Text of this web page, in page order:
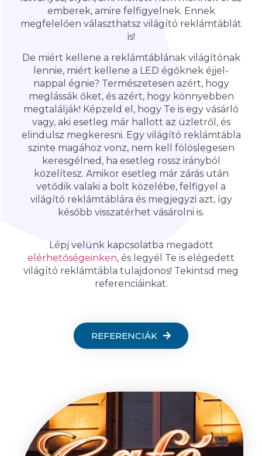
emberek, amire felfigyelnek. Ennek
megfelelően választhatsz világító reklámtáblát
is!
De miért kellene a reklámtáblának világítónak
lennie, miért kellene a LED égőknek éjjel-
nappal égnie? Természetesen azért, hogy
meglássák őket, és azért, hogy könnyebben
megtalálják! Képzeld el, hogy Te is egy vásárló
vagy, aki esetleg már hallott az üzletről, és
elindulsz megkeresni. Egy világító reklámtábla
szinte magához vonz, nem kell fölöslegesen
keresgélned, ha esetleg rossz irányból
közelítesz. Amikor esetleg már zárás után
vetődik valaki a bolt közelébe, felfigyel a
világító reklámtáblára és megjegyzi azt, így
később visszatérhet vásárolni is.
Lépj velünk kapcsolatba megadott
elérhetőségeinken, és legyél Te is elégedett
világító reklámtábla tulajdonos! Tekintsd meg
referenciáinkat.
REFERENCIÁK